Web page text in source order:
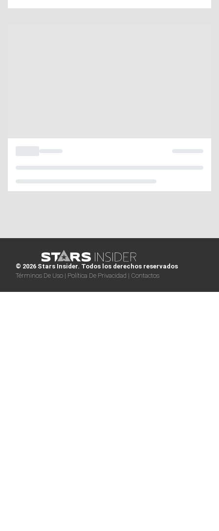
© 2026 Stars Insider. Todos los derechos reservados
Términos De Uso | Política De Privacidad | Contactos